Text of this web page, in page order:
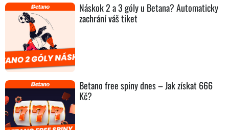
Náskok 2 a 3 góly u Betana? Automaticky
zachrání váš tiket
Betano free spiny dnes – Jak získat 666
Kč?